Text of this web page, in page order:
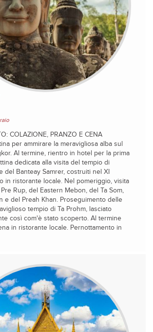
COLAZIONE, PRANZO E CENA
per ammirare la meravigliosa alba sul
Al termine, rientro in hotel per la prima
dedicata alla visita del tempio di
del Banteay Samrer, costruiti nel XI
in ristorante locale. Nel pomeriggio, visita
Rup, del Eastern Mebon, del Ta Som,
e del Preah Khan. Proseguimento delle
tempio di Ta Prohm, lasciato
così com'è stato scoperto. Al termine
in ristorante locale. Pernottamento in